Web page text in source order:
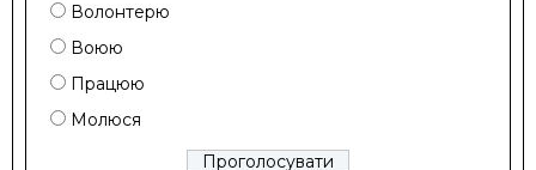
Волонтерю
Воюю
Працюю
Молюся